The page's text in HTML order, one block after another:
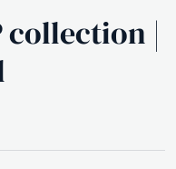
collection |